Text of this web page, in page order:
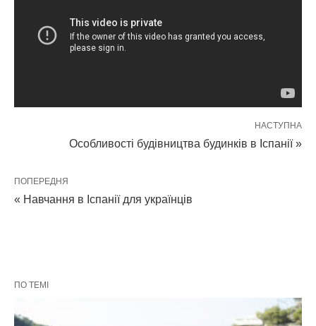
НАСТУПНА
Особливості будівництва будинків в Іспанії »
ПОПЕРЕДНЯ
« Навчання в Іспанії для українців
ПО ТЕМІ